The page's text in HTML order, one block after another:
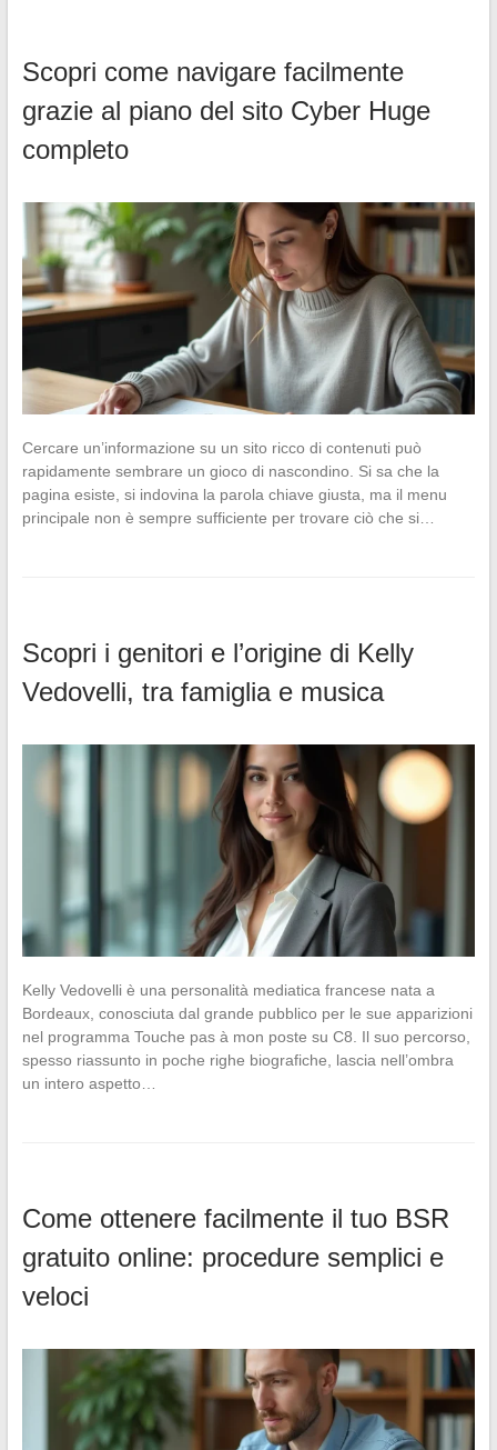
Scopri come navigare facilmente
grazie al piano del sito Cyber Huge
completo
Cercare un’informazione su un sito ricco di contenuti può
rapidamente sembrare un gioco di nascondino. Si sa che la
pagina esiste, si indovina la parola chiave giusta, ma il menu
principale non è sempre sufficiente per trovare ciò che si…
Scopri i genitori e l’origine di Kelly
Vedovelli, tra famiglia e musica
Kelly Vedovelli è una personalità mediatica francese nata a
Bordeaux, conosciuta dal grande pubblico per le sue apparizioni
nel programma Touche pas à mon poste su C8. Il suo percorso,
spesso riassunto in poche righe biografiche, lascia nell’ombra
un intero aspetto…
Come ottenere facilmente il tuo BSR
gratuito online: procedure semplici e
veloci